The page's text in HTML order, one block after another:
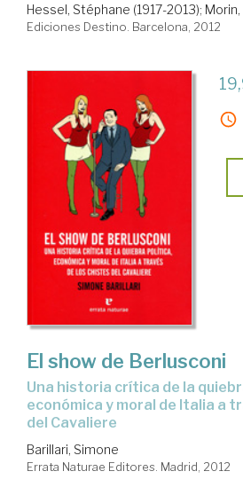
Hessel, Stéphane (1917-2013);
Ediciones Destino. Barcelona, 2012
El show de Berlusconi
una historia crítica de la quiebra política,
económica y moral de Italia a
del Cavaliere
Barillari, Simone
Errata Naturae Editores. Madrid, 2012